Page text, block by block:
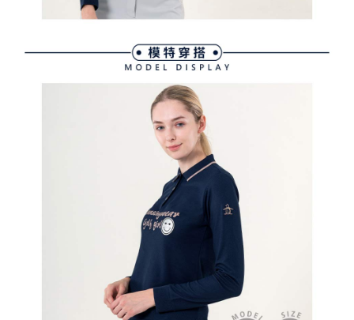
４．使用「AFTEE先享後付」時，將依據個別帳號之用戶狀況，依本公司即
時審查核予不同之上限額度；若仍有額度不足之情形，本公司將視審查結果
５．嚴禁一人註冊多個帳號或使用他人資訊註冊。若發現惡意使用之情形，
恩沛科技股份有限公司將有權停止該用戶之使用額度並採取法律行動。